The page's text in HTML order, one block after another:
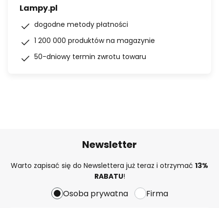
Lampy.pl
dogodne metody płatności
1 200 000 produktów na magazynie
50-dniowy termin zwrotu towaru
Newsletter
Warto zapisać się do Newslettera już teraz i otrzymać 13%
RABATU!
Osoba prywatna Firma